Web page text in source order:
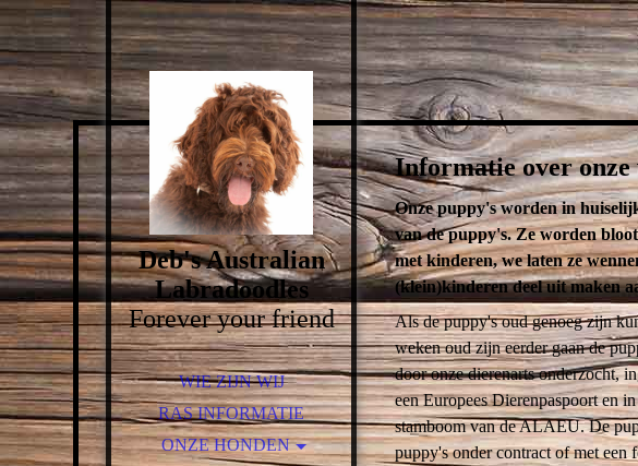
Deb's Australian
Labradoodles
Forever your friend
WIE ZIJN WIJ
RAS INFORMATIE
ONZE HONDEN
Informatie over
Onze puppy's worden in
van de puppy's. Ze worden
met kinderen, we laten ze
(klein)kinderen deel uit maken
Als de puppy's oud genoeg zijn
weken oud zijn eerder gaan de
door onze dierenarts onderzocht,
een Europees Dierenpaspoort en
stamboom van de ALAEU. De
puppy's onder contract of met een